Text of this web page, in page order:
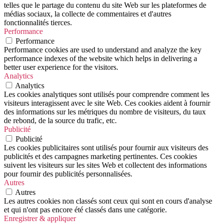
telles que le partage du contenu du site Web sur les plateformes de
médias sociaux, la collecte de commentaires et d'autres
fonctionnalités tierces.
Performance
Performance
Performance cookies are used to understand and analyze the key
performance indexes of the website which helps in delivering a
better user experience for the visitors.
Analytics
Analytics
Les cookies analytiques sont utilisés pour comprendre comment les
visiteurs interagissent avec le site Web. Ces cookies aident à fournir
des informations sur les métriques du nombre de visiteurs, du taux
de rebond, de la source du trafic, etc.
Publicité
Publicité
Les cookies publicitaires sont utilisés pour fournir aux visiteurs des
publicités et des campagnes marketing pertinentes. Ces cookies
suivent les visiteurs sur les sites Web et collectent des informations
pour fournir des publicités personnalisées.
Autres
Autres
Les autres cookies non classés sont ceux qui sont en cours d'analyse
et qui n'ont pas encore été classés dans une catégorie.
Enregistrer & appliquer